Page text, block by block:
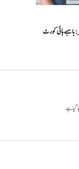
ہائی کورٹ
گیا ہے